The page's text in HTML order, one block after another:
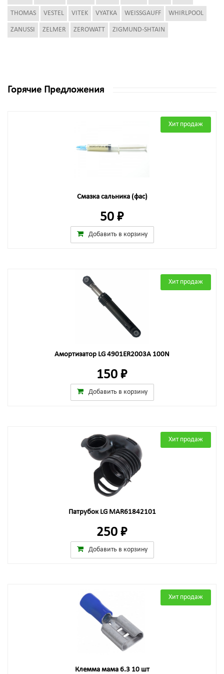
THOMAS VESTEL VITEK VYATKA WEISSGAUFF WHIRLPOOL
ZANUSSI ZELMER ZEROWATT ZIGMUND-SHTAIN
Горячие Предложения
Хит продаж
Смазка сальника (фас)
50 ₽
Добавить в корзину
Хит продаж
Амортизатор LG 4901ER2003A 100N
150 ₽
Добавить в корзину
Хит продаж
Патрубок LG MAR61842101
250 ₽
Добавить в корзину
Хит продаж
Клемма мама 6.3 10 шт